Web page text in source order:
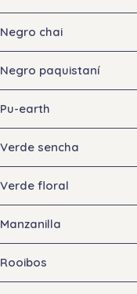
Negro chai
Negro paquistaní
Pu-earth
Verde sencha
Verde floral
Manzanilla
Rooibos